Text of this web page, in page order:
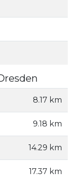
8.17 km
9.18 km
14.29 km
17.37 km